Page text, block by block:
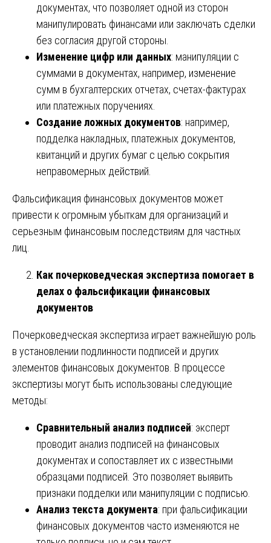
документах, что позволяет одной из сторон
манипулировать финансами или заключать сделки
без согласия другой стороны.
Изменение цифр или данных: манипуляции с
суммами в документах, например, изменение
сумм в бухгалтерских отчетах, счетах-фактурах
или платежных поручениях.
Создание ложных документов: например,
подделка накладных, платежных документов,
квитанций и других бумаг с целью сокрытия
неправомерных действий.
Фальсификация финансовых документов может
привести к огромным убыткам для организаций и
серьезным финансовым последствиям для частных
лиц.
Как почерковедческая экспертиза помогает в
делах о фальсификации финансовых
документов
Почерковедческая экспертиза играет важнейшую роль
в установлении подлинности подписей и других
элементов финансовых документов. В процессе
экспертизы могут быть использованы следующие
методы:
Сравнительный анализ подписей: эксперт
проводит анализ подписей на финансовых
документах и сопоставляет их с известными
образцами подписей. Это позволяет выявить
признаки подделки или манипуляции с подписью.
Анализ текста документа: при фальсификации
финансовых документов часто изменяются не